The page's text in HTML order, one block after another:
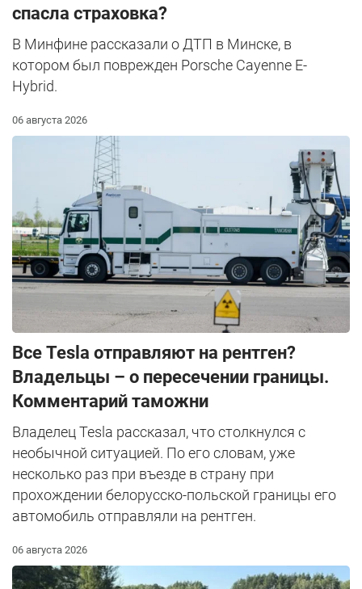
спасла страховка?
В Минфине рассказали о ДТП в Минске, в
котором был поврежден Porsche Cayenne E-
Hybrid.
06 августа 2026
Все Tesla отправляют на рентген?
Владельцы – о пересечении границы.
Комментарий таможни
Владелец Tesla рассказал, что столкнулся с
необычной ситуацией. По его словам, уже
несколько раз при въезде в страну при
прохождении белорусско-польской границы его
автомобиль отправляли на рентген.
06 августа 2026